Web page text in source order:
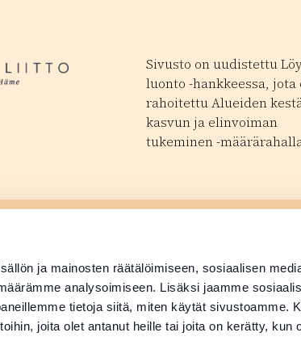
ja mainosten räätälöimiseen, sosiaalisen
analysoimiseen. Lisäksi jaamme
tietoja siitä, miten käytät sivustoamme.
joita olet antanut heille tai joita on kerätty, kun
Sivusto on uudistettu
luonto -hankkeessa, jota
rahoitettu Alueiden
kasvun ja elinvoiman
tukeminen -
uudessa ikkunassa
Medialle